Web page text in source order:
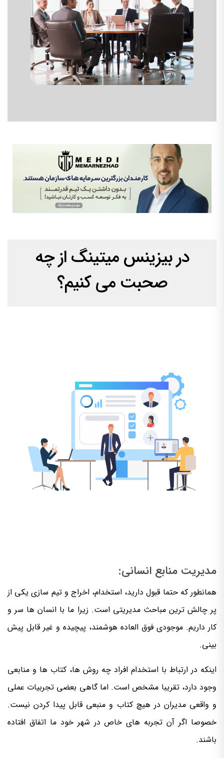
در بیزینس میتینگ از چه
صحبت می کنیم؟
مدیریت منابع انسانی:
همانطور که حتما قبول دارید، استخدام، اخراج و تیم سازی یکی از
پر چالش ترین مباحث مدیریتی است. زیرا ما با انسان ها سر و
کار داریم. موجودی فوق العاده هوشمند، پیچیده و غیر قابل پیش
بینی.
اینکه در ارتباط با استخدام افراد چه روش ها، کتاب ها و منابعی
وجود دارد، تقریبا مشخص است. اما گاهی بعضی تجربیات عملی
و واقعی مدیران در هیچ کتاب و منبعی قابل پیدا کردن نیست.
خصوصا اگر آن تجربه های خاص در شهر خود ما اتفاق افتاده
باشند.